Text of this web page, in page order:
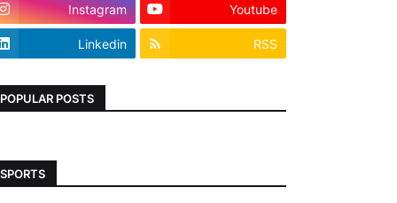
Instagram Youtube
Linkedin RSS
POPULAR POSTS
SPORTS